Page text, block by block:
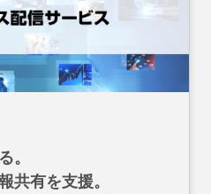
。
共有を支援。